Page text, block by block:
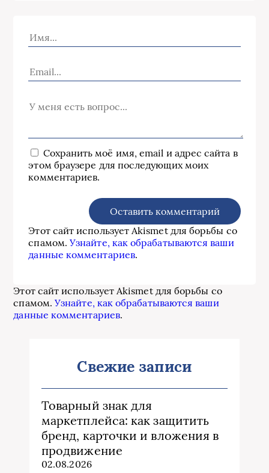
Сохранить моё имя, email и адрес сайта в
этом браузере для последующих моих
комментариев.
Этот сайт использует Akismet для борьбы со
спамом.Узнайте, как обрабатываются ваши
данные комментариев.
Этот сайт использует Akismet для борьбы со
спамом.Узнайте, как обрабатываются ваши
данные комментариев.
Свежие записи
Товарный знак для
маркетплейса: как защитить
бренд, карточки и вложения в
продвижение
02.08.2026